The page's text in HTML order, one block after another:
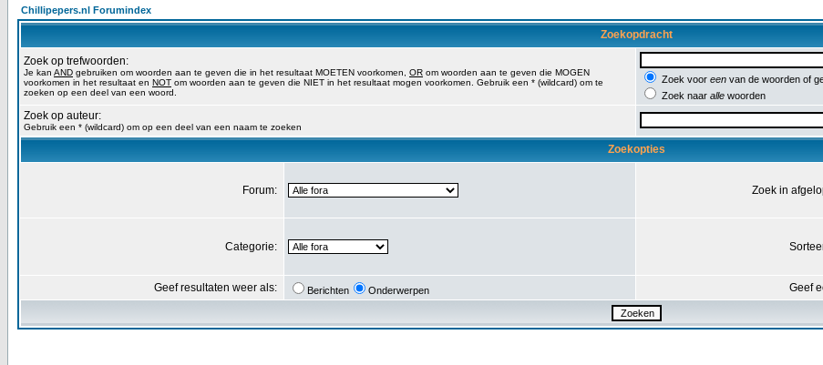
Chillipepers.nl Forumindex
Zoekopdracht
Zoek op trefwoorden:
Je kan AND gebruiken om woorden aan te geven die in het resultaat MOETEN voorkomen, OR om woorden aan te geven die MOGEN
voorkomen in het resultaat en NOT om woorden aan te geven die NIET in het resultaat mogen voorkomen. Gebruik een * (wildcard) om te
zoeken op een deel van een woord.
Zoek voor een van de woorden of
Zoek naar alle woorden
Zoek op auteur:
Gebruik een * (wildcard) om op een deel van een naam te zoeken
Zoekopties
Forum: Zoek in
Categorie:
Geef resultaten weer als: Berichten Onderwerpen Geef